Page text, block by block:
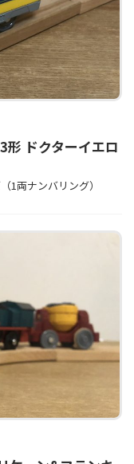
形 ドクターイエロ
1両ナンバリング）